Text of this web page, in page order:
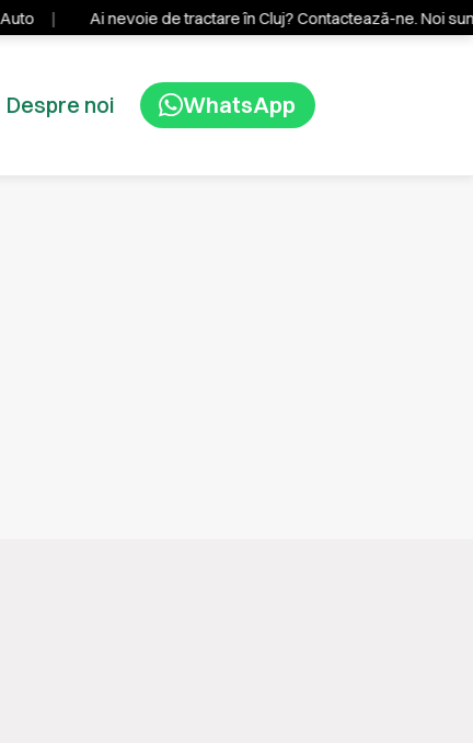
Despre noi WhatsApp
Ai nevoie de tractare în Cluj? Contactează-ne. Noi